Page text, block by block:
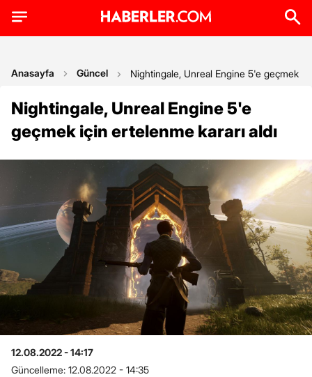
Anasayfa Güncel Nightingale, Unreal Engine 5'e geçmek
Nightingale, Unreal Engine 5'e
geçmek için ertelenme kararı aldı
12.08.2022 - 14:17
Güncelleme: 12.08.2022 - 14:35